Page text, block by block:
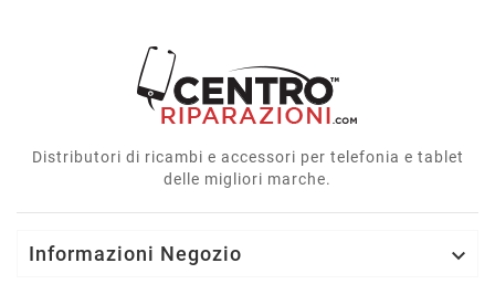
Distributori di ricambi e accessori per telefonia e tablet
delle migliori marche.
Informazioni Negozio 